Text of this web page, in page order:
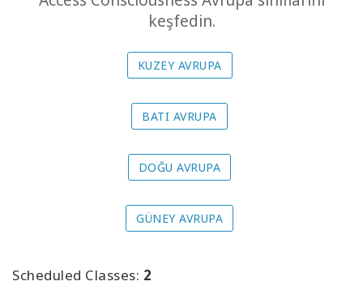
Çevrim
keşfedin.
KUZEY AVRUPA
BATI AVRUPA
DOĞU AVRUPA
GÜNEY AVRUPA
Scheduled Classes: 2